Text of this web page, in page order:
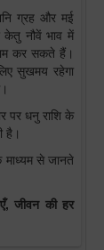
ग्रह और मई
नौवें भाव में
कर सकते हैं।
सुखमय रहेगा
पर धनु राशि के
है।
से जानते
जीवन की हर